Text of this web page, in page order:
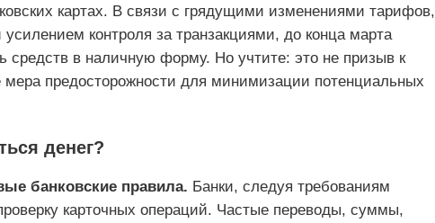
картах. В связи с грядущими изменениями тарифов,
контроля за транзакциями, до конца марта
средств в наличную форму. Но учтите: это не призыв к
мера предосторожности для минимизации потенциальных
денег?
банковские правила. Банки, следуя требованиям
карточных операций. Частые переводы, суммы,